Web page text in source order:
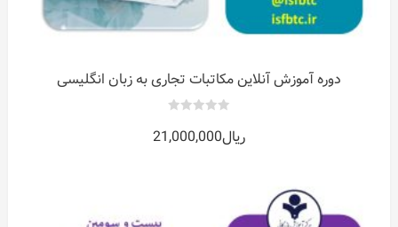
دوره آموزش آنلاین مکاتبات تجاری به زبان انگلیسی
out
of
ریال21,000,000